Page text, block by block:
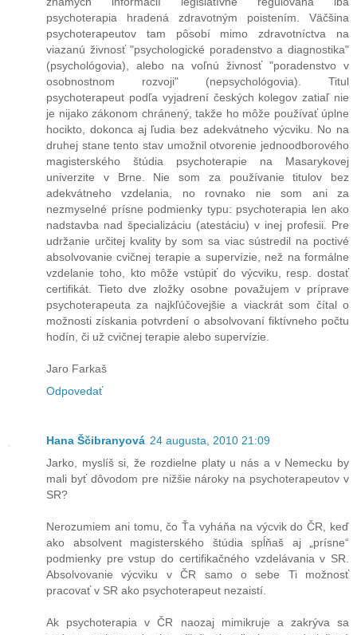
psychoterapia hradená zdravotným poistením. Väčšina
psychoterapeutov tam pôsobí mimo zdravotníctva na
viazanú živnosť "psychologické poradenstvo a diagnostika"
(psychológovia), alebo na voľnú živnosť "poradenstvo v
osobnostnom rozvoji" (nepsychológovia). Titul
psychoterapeut podľa vyjadrení českých kolegov zatiaľ nie
je nijako zákonom chránený, takže ho môže používať úplne
hocikto, dokonca aj ľudia bez adekvátneho výcviku. No na
druhej stane tento stav umožnil otvorenie jednoodborového
magisterského štúdia psychoterapie na Masarykovej
univerzite v Brne. Nie som za používanie titulov bez
adekvátneho vzdelania, no rovnako nie som ani za
nezmyselné prísne podmienky typu: psychoterapia len ako
nadstavba nad špecializáciu (atestáciu) v inej profesii. Pre
udržanie určitej kvality by som sa viac sústredil na poctivé
absolvovanie cvičnej terapie a supervízie, než na formálne
vzdelanie toho, kto môže vstúpiť do výcviku, resp. dostať
certifikát. Tieto dve zložky osobne považujem v príprave
psychoterapeuta za najkľúčovejšie a viackrát som čítal o
možnosti získania potvrdení o absolvovaní fiktívneho počtu
hodín, či už cvičnej terapie alebo supervízie.
Jaro Farkaš
Odpovedať
Hana Ščibranyová 24 augusta, 2010 21:09
Jarko, myslíš si, že rozdielne platy u nás a v Nemecku by
mali byť dôvodom pre nižšie nároky na psychoterapeutov v
SR?
Nerozumiem ani tomu, čo Ťa vyháňa na výcvik do ČR, keď
ako absolvent magisterského štúdia spĺňaš aj „prísne“
podmienky pre vstup do certifikačného vzdelávania v SR.
Absolvovanie výcviku v ČR samo o sebe Ti možnosť
pracovať v SR ako psychoterapeut nezaistí.
Ak psychoterapia v ČR naozaj mimikruje a zakrýva sa